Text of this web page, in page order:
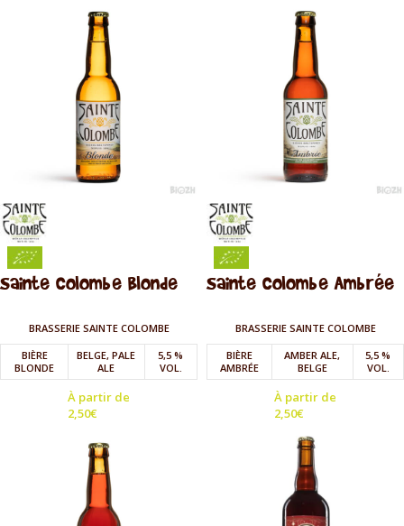
Sainte Colombe Blonde
BRASSERIE SAINTE COLOMBE
BIÈRE
BLONDE
BELGE, PALE
ALE
5,5 %
VOL.
À partir de
2,50€
Sainte Colombe Ambrée
BRASSERIE SAINTE COLOMBE
BIÈRE
AMBRÉE
AMBER ALE,
BELGE
5,5 %
VOL.
À partir de
2,50€